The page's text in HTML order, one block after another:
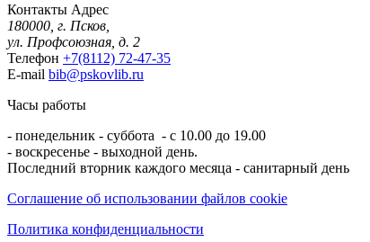
Контакты Адрес
180000, г. Псков,
ул. Профсоюзная, д. 2
Телефон +7(8112) 72-47-35
E-mail bib@pskovlib.ru
Часы работы
- понедельник - суббота - с 10.00 до 19.00
- воскресенье - выходной день.
Последний вторник каждого месяца - санитарный день
Соглашение об использовании файлов cookie
Политика конфиденциальности